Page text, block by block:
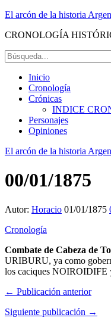
El arcón de la historia
CRONOLOGÍA
Inicio
Cronología
Crónicas
INDICE
Personajes
Opiniones
El arcón de la historia
00/01/1875
Autor: Horacio 01/01/1875
Cronología
Combate de Cabeza de
URIBURU, ya como
los caciques
← Publicación anterior
Siguiente publicación →